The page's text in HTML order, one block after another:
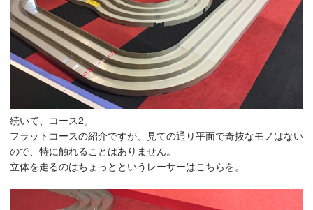
続いて、コース2。
フラットコースの紹介ですが、見ての通り平面で奇抜なモノはない
ので、特に触れることはありません。
立体を走るのはちょっとというレーサーはこちらを。